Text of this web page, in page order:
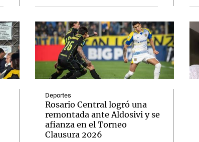
Deportes
Rosario Central logró una
remontada ante Aldosivi y se
afianza en el Torneo
Clausura 2026
El huracán de Arequito Cadena 3 en Groenlandia